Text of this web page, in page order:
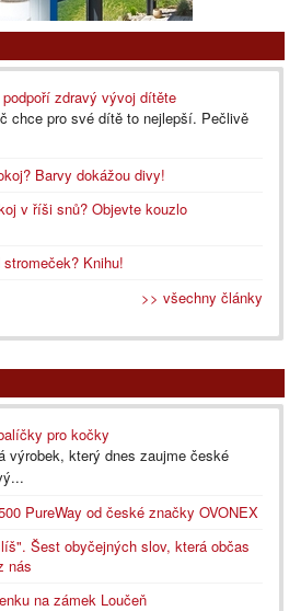
zdravý vývoj dítěte
chce pro své dítě to nejlepší. Pečlivě
Barvy dokážou divy!
v říši snů? Objevte kouzlo
Knihu!
>> všechny články
pro kočky
výrobek, který dnes zaujme české
PureWay od české značky OVONEX
Šest obyčejných slov, která občas
nás
na zámek Loučeň